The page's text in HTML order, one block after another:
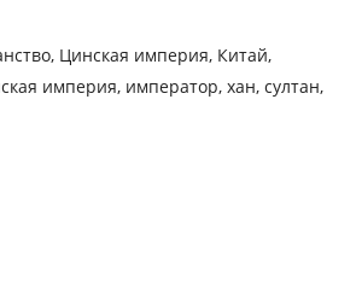
Цинская империя, Китай,
империя, император, хан, султан,